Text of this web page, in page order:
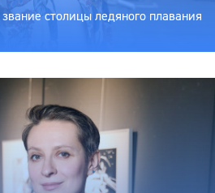
столицы ледяного плавания